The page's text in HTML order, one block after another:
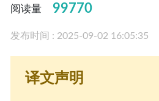
阅读量 99770
发布时间 : 2025-09-02 16:05:35
译文声明